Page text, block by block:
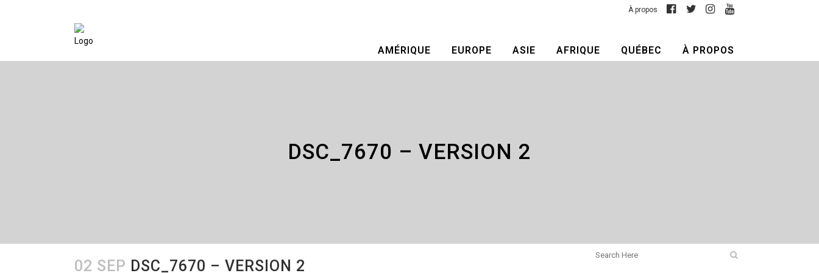
À propos
AMÉRIQUE EUROPE ASIE AFRIQUE QUÉBEC À PROPOS
DSC_7670 – VERSION 2
02 SEP DSC_7670 – VERSION 2